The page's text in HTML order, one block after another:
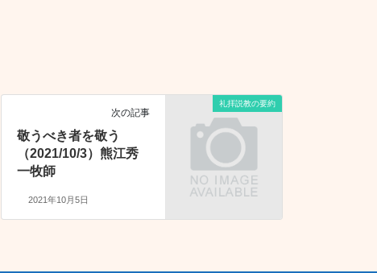
礼拝説教の要約
次の記事
敬うべき者を敬う
（2021/10/3）熊江秀
一牧師
2021年10月5日